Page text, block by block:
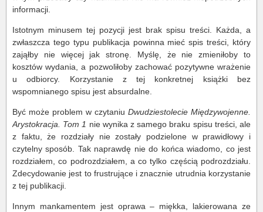
informacji.
Istotnym minusem tej pozycji jest brak spisu treści. Każda, a
zwłaszcza tego typu publikacja powinna mieć spis treści, który
zająłby nie więcej jak stronę. Myślę, że nie zmieniłoby to
kosztów wydania, a pozwoliłoby zachować pozytywne wrażenie
u odbiorcy. Korzystanie z tej konkretnej książki bez
wspomnianego spisu jest absurdalne.
Być może problem w czytaniu Dwudziestolecie Międzywojenne.
Arystokracja. Tom 1 nie wynika z samego braku spisu treści, ale
z faktu, że rozdziały nie zostały podzielone w prawidłowy i
czytelny sposób. Tak naprawdę nie do końca wiadomo, co jest
rozdziałem, co podrozdziałem, a co tylko częścią podrozdziału.
Zdecydowanie jest to frustrujące i znacznie utrudnia korzystanie
z tej publikacji.
Innym mankamentem jest oprawa – miękka, lakierowana ze